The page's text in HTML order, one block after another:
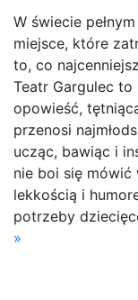
W świecie
miejsce, które
to, co
Teatr Gargulec
opowieść,
przenosi
ucząc, bawiąc i
nie boi się
lekkością i
potrzeby
»